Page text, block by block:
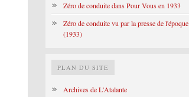
Zéro de conduite dans Pour Vous en 1933
Zéro de conduite vu par la presse de l'époque
(1933)
PLAN DU SITE
Archives de L'Atalante